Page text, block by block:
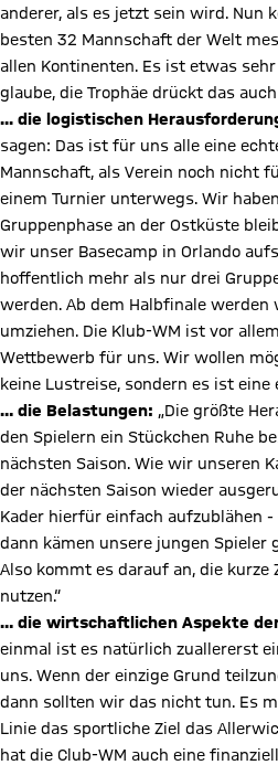
anderer, als es jetzt sein wird. Nun
besten 32 Mannschaft der Welt
allen Kontinenten. Es ist etwas
glaube, die Trophäe drückt das auch
... die logistischen
sagen: Das ist für uns alle eine
Mannschaft, als Verein noch nicht
einem Turnier unterwegs. Wir
Gruppenphase an der Ostküste
wir unser Basecamp in Orlando
hoffentlich mehr als nur drei
werden. Ab dem Halbfinale werden
umziehen. Die Klub-WM ist vor
Wettbewerb für uns. Wir wollen
keine Lustreise, sondern es ist eine
… die Belastungen: „Die größte
den Spielern ein Stückchen Ruhe
nächsten Saison. Wie wir unseren
der nächsten Saison wieder
Kader hierfür einfach aufzublähen
dann kämen unsere jungen Spieler
Also kommt es darauf an, die
nutzen.“
Video abspielen
… die wirtschaftlichen Aspekte der
einmal ist es natürlich zuallererst
uns. Wenn der einzige Grund
dann sollten wir das nicht tun. Es
Linie das sportliche Ziel das
hat die Club-WM auch eine